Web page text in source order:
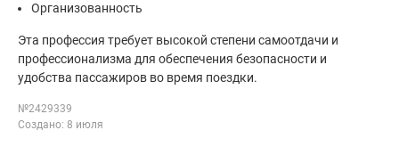
Организованность
Эта профессия требует высокой степени самоотдачи и
профессионализма для обеспечения безопасности и
удобства пассажиров во время поездки.
№2429339
Создано: 8 июля